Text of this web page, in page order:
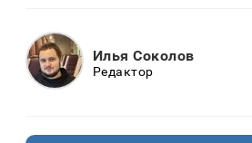
Илья Соколов
Редактор